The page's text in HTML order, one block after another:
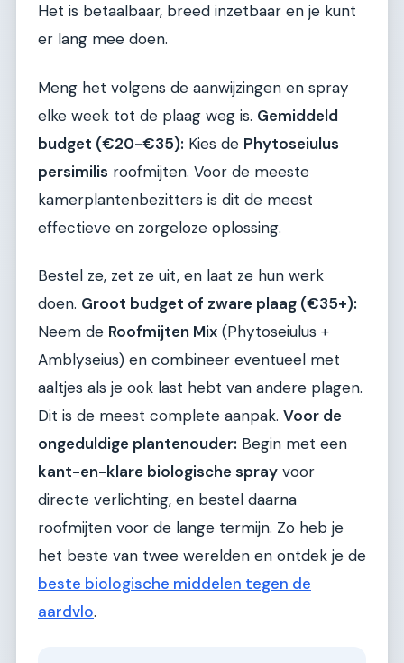
Het is betaalbaar, breed inzetbaar en je kunt
er lang mee doen.
Meng het volgens de aanwijzingen en spray
elke week tot de plaag weg is. Gemiddeld
budget (€20-€35): Kies de Phytoseiulus
persimilis roofmijten. Voor de meeste
kamerplantenbezitters is dit de meest
effectieve en zorgeloze oplossing.
Bestel ze, zet ze uit, en laat ze hun werk
doen. Groot budget of zware plaag (€35+):
Neem de Roofmijten Mix (Phytoseiulus +
Amblyseius) en combineer eventueel met
aaltjes als je ook last hebt van andere plagen.
Dit is de meest complete aanpak. Voor de
ongeduldige plantenouder: Begin met een
kant-en-klare biologische spray voor
directe verlichting, en bestel daarna
roofmijten voor de lange termijn. Zo heb je
het beste van twee werelden en ontdek je de
beste biologische middelen tegen de
aardvlo.